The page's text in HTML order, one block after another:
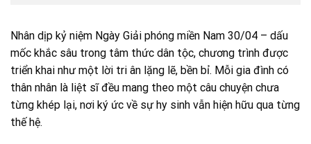
Nhân dịp kỷ niệm Ngày Giải phóng miền Nam 30/04 – dấu
mốc khắc sâu trong tâm thức dân tộc, chương trình được
triển khai như một lời tri ân lặng lẽ, bền bỉ. Mỗi gia đình có
thân nhân là liệt sĩ đều mang theo một câu chuyện chưa
từng khép lại, nơi ký ức về sự hy sinh vẫn hiện hữu qua từng
thế hệ.